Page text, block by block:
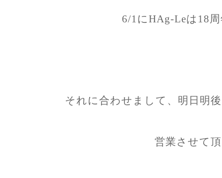
6/1にHAg-Leは18
それに合わせまして、明日明
営業させて